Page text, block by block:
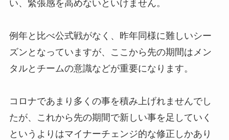
い、緊張感を高めないといけません。
例年と比べ公式戦がなく、昨年同様に難しいシー
ズンとなっていますが、ここから先の期間はメン
タルとチームの意識などが重要になります。
コロナであまり多くの事を積み上げれませんでし
たが、これから先の期間で新しい事を足していく
というよりはマイナーチェンジ的な修正しかあり